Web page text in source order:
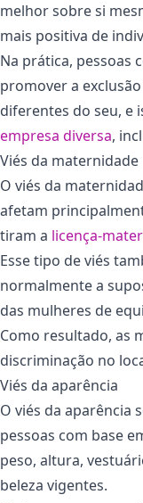
melhor sobre si
mais positiva de
Na prática, pessoas
promover a
diferentes do seu, e
empresa diversa,
Viés da maternidade
O viés da
afetam
tiram a licença-
Esse tipo de viés
normalmente a
das mulheres de
Como resultado, as
discriminação no
Viés da aparência
O viés da aparência
pessoas com base
peso, altura,
beleza vigentes.